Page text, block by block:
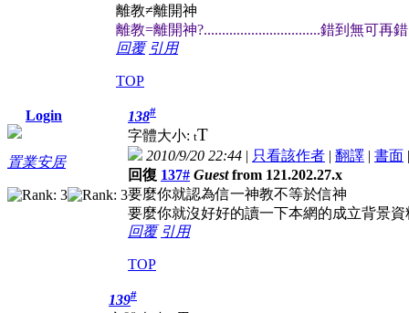
離教≠離開神
離教=離開神?................................錯到無可再
回覆 引用
TOP
Login
置業安居
138#
字體大小: tT
2010/9/20 22:44 | 只看該作者 | 翻譯 | 書面
回復 137# Guestfrom 121.202.27.x
要麼你就認為信一神教不等於信神
要麼你就沒好好的讀一下本網的成立背景資
回覆 引用
TOP
139#